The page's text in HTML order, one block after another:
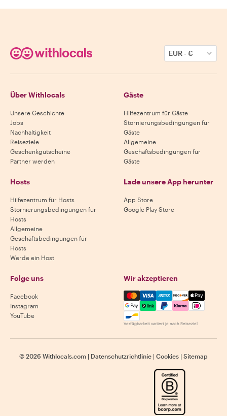
EUR-€
Über Withlocals
Unsere Geschichte
Jobs
Nachhaltigkeit
Reiseziele
Geschenkgutscheine
Partner werden
Gäste
Hilfezentrum für Gäste
Stornierungsbedingungen für
Gäste
Allgemeine
Geschäftsbedingungen für
Gäste
Hosts
Hilfezentrum für Hosts
Stornierungsbedingungen für
Hosts
Allgemeine
Geschäftsbedingungen für
Hosts
Werde ein Host
Lade unsere App herunter
App Store
Google Play Store
Folge uns
Facebook
Instagram
YouTube
Wir akzeptieren
Mastercard, Visa, Amex,
Verfügbarkeit variiert je nach Reiseziel
© 2026 Withlocals.com | Datenschutzrichtlinie | Cookies | Sitemap